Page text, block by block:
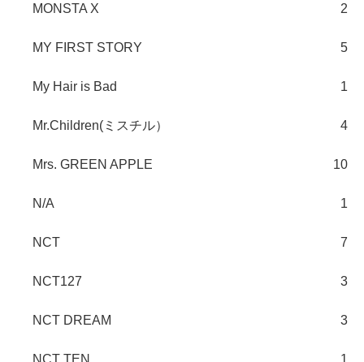
MONSTA X 2
MY FIRST STORY 5
My Hair is Bad 1
Mr.Children(ミスチル） 4
Mrs. GREEN APPLE 10
N/A 1
NCT 7
NCT127 3
NCT DREAM 3
NCT TEN 1